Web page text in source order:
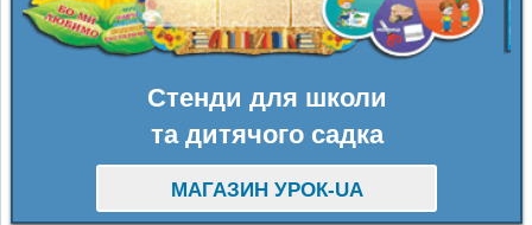
Стенди для школи
та дитячого садка
МАГАЗИН УРОК-UA